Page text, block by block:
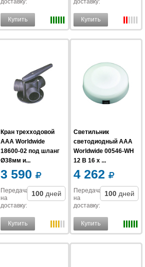
доставку:
Купить
доставку:
Купить
Кран трехходовой
AAA Worldwide
18600-02 под шланг
Ø38мм и...
3 590
Передача
на
доставку:
100 дней
Купить
Светильник
светодиодный AAA
Worldwide 00546-WH
12 В 16 x ...
4 262
Передача
на
доставку:
100 дней
Купить